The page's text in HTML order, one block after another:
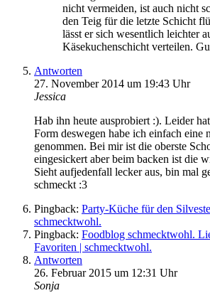
nicht vermeiden, ist auch nicht
den Teig für die letzte Schicht
lässt er sich wesentlich leichter
Käsekuchenschicht verteilen.
Antworten
27. November 2014 um 19:43 Uhr
Jessica
Hab ihn heute ausprobiert :). Leider
Form deswegen habe ich einfach eine
genommen. Bei mir ist die oberste
eingesickert aber beim backen ist die
Sieht aufjedenfall lecker aus, bin mal
schmeckt :3
Pingback: Party-Küche für den
schmecktwohl.
Pingback: Foodblog schmecktwohl.
Favoriten | schmecktwohl.
Antworten
26. Februar 2015 um 12:31 Uhr
Sonja